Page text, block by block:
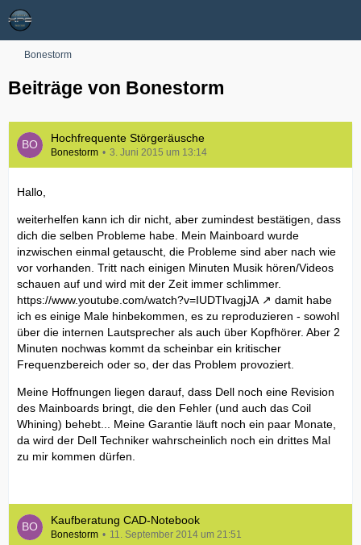
Bonestorm
Beiträge von Bonestorm
Hochfrequente Störgeräusche
Bonestorm 3. Juni 2015 um 13:14
Hallo,
weiterhelfen kann ich dir nicht, aber zumindest bestätigen, dass
dich die selben Probleme habe. Mein Mainboard wurde
inzwischen einmal getauscht, die Probleme sind aber nach wie
vor vorhanden. Tritt nach einigen Minuten Musik hören/Videos
schauen auf und wird mit der Zeit immer schlimmer.
https://www.youtube.com/watch?v=IUDTlvagjJA
damit habe
ich es einige Male hinbekommen, es zu reproduzieren - sowohl
über die internen Lautsprecher als auch über Kopfhörer. Aber 2
Minuten nochwas kommt da scheinbar ein kritischer
Frequenzbereich oder so, der das Problem provoziert.
Meine Hoffnungen liegen darauf, dass Dell noch eine Revision
des Mainboards bringt, die den Fehler (und auch das Coil
Whining) behebt... Meine Garantie läuft noch ein paar Monate,
da wird der Dell Techniker wahrscheinlich noch ein drittes Mal
zu mir kommen dürfen.
Kaufberatung CAD-Notebook
Bonestorm 11. September 2014 um 21:51